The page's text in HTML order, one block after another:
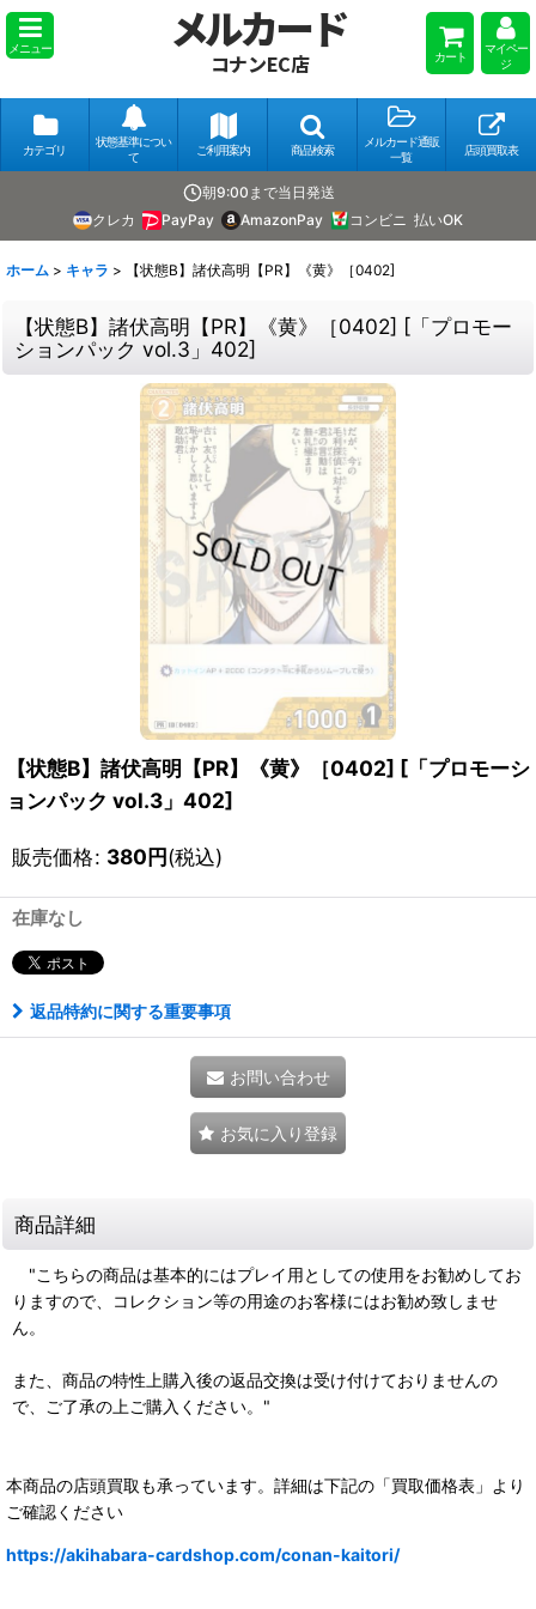
メニュー メルカード
コナンEC店 カート
マイペー
ジ
カテゴリ
状態基準につい
て
ご利用案内 商品検索
メルカード通販
一覧
店頭買取表
朝9:00まで当日発送
クレカ
PayPay AmazonPay コンビニ 払いOK
ホーム > キャラ > 【状態B】諸伏高明【PR】《黄》［0402]
【状態B】諸伏高明【PR】《黄》［0402] [ 「プロモー
ションパック vol.3」402]
【状態B】諸伏高明【PR】《黄》［0402] [ 「プロモーシ
ョンパック vol.3」402]
販売価格: 380円(税込)
在庫なし
返品特約に関する重要事項
お問い合わせ
お気に入り登録
商品詳細
"こちらの商品は基本的にはプレイ用としての使用をお勧めしてお
りますので、コレクション等の用途のお客様にはお勧め致しませ
ん。
また、商品の特性上購入後の返品交換は受け付けておりませんの
で、ご了承の上ご購入ください。"
本商品の店頭買取も承っています。詳細は下記の「買取価格表」より
ご確認ください
https://akihabara-cardshop.com/conan-kaitori/